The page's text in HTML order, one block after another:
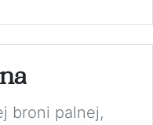
broni palnej,